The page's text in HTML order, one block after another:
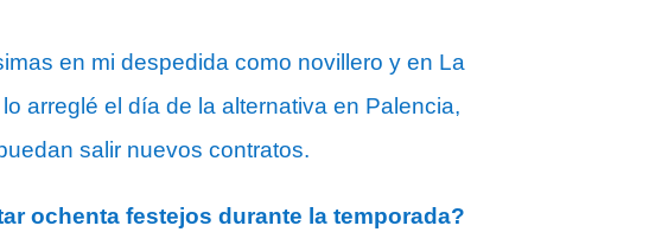
en mi despedida como novillero y en La
arreglé el día de la alternativa en Palencia,
salir nuevos contratos.
ochenta festejos durante la temporada?